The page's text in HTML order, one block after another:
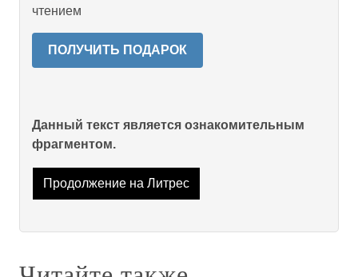
чтением
ПОЛУЧИТЬ ПОДАРОК
Данный текст является ознакомительным
фрагментом.
Продолжение на Литрес